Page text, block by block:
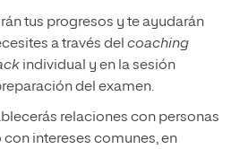
tus progresos y te ayudarán
a través del coaching
individual y en la sesión
del examen.
relaciones con personas
intereses comunes, en